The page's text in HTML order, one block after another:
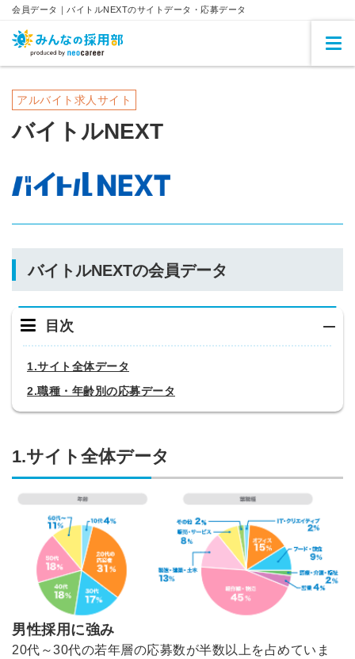
会員データ｜バイトルNEXTのサイトデータ・応募データ
アルバイト求人サイト
バイトルNEXT
バイトルNEXTの会員データ
目次
1.サイト全体データ
2.職種・年齢別の応募データ
1.サイト全体データ
男性採用に強み
20代～30代の若年層の応募数が半数以上を占めていま